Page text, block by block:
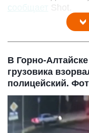
сообщает
Shot.
В Горно-
грузовика
полицейский.